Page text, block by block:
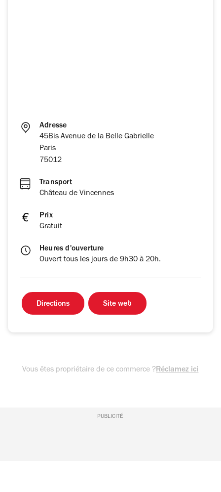
Adresse
45Bis Avenue de la Belle Gabrielle
Paris
75012
Transport
Château de Vincennes
Prix
Gratuit
Heures d'ouverture
Ouvert tous les jours de 9h30 à 20h.
Directions Site web
Vous êtes propriétaire de ce commerce ?Réclamez ici
PUBLICITÉ